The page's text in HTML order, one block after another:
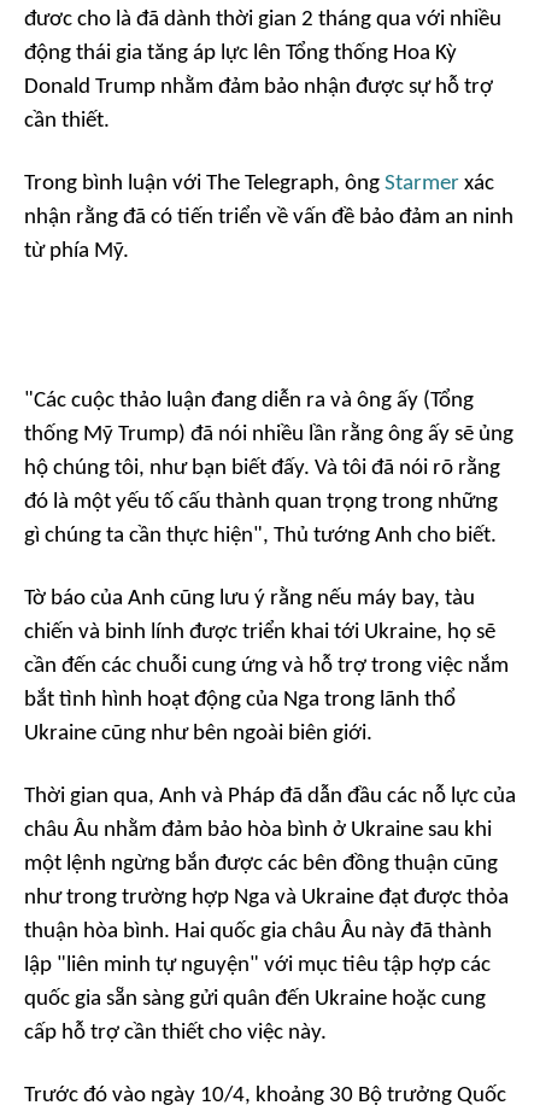
đươc cho là đã dành thời gian 2 tháng qua với nhiều
động thái gia tăng áp lực lên Tổng thống Hoa Kỳ
Donald Trump nhằm đảm bảo nhận được sự hỗ trợ
cần thiết.
Trong bình luận với The Telegraph, ông Starmer xác
nhận rằng đã có tiến triển về vấn đề bảo đảm an ninh
từ phía Mỹ.
"Các cuộc thảo luận đang diễn ra và ông ấy (Tổng
thống Mỹ Trump) đã nói nhiều lần rằng ông ấy sẽ ủng
hộ chúng tôi, như bạn biết đấy. Và tôi đã nói rõ rằng
đó là một yếu tố cấu thành quan trọng trong những
gì chúng ta cần thực hiện", Thủ tướng Anh cho biết.
Tờ báo của Anh cũng lưu ý rằng nếu máy bay, tàu
chiến và binh lính được triển khai tới Ukraine, họ sẽ
cần đến các chuỗi cung ứng và hỗ trợ trong việc nắm
bắt tình hình hoạt động của Nga trong lãnh thổ
Ukraine cũng như bên ngoài biên giới.
Thời gian qua, Anh và Pháp đã dẫn đầu các nỗ lực của
châu Âu nhằm đảm bảo hòa bình ở Ukraine sau khi
một lệnh ngừng bắn được các bên đồng thuận cũng
như trong trường hợp Nga và Ukraine đạt được thỏa
thuận hòa bình. Hai quốc gia châu Âu này đã thành
lập "liên minh tự nguyện" với mục tiêu tập hợp các
quốc gia sẵn sàng gửi quân đến Ukraine hoặc cung
cấp hỗ trợ cần thiết cho việc này.
Trước đó vào ngày 10/4, khoảng 30 Bộ trưởng Quốc